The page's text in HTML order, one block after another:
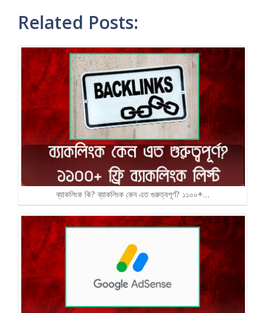
Related Posts:
ব্যাকলিংক কি? ব্যাকলিংক কেন এত গুরুত্বপূর্ণ? ১১০০+…